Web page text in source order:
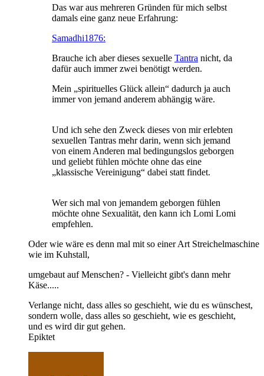
Das war aus mehreren Gründen für mich selbst
damals eine ganz neue Erfahrung:
Samadhi1876:
Brauche ich aber dieses sexuelle Tantra nicht, da
dafür auch immer zwei benötigt werden.
Mein „spirituelles Glück allein“ dadurch ja auch
immer von jemand anderem abhängig wäre.
Und ich sehe den Zweck dieses von mir erlebten
sexuellen Tantras mehr darin, wenn sich jemand
von einem Anderen mal bedingungslos geborgen
und geliebt fühlen möchte ohne das eine
„klassische Vereinigung“ dabei statt findet.
Wer sich mal von jemandem geborgen fühlen
möchte ohne Sexualität, den kann ich Lomi Lomi
empfehlen.
Oder wie wäre es denn mal mit so einer Art Streichelmaschine
wie im Kuhstall,
umgebaut auf Menschen? - Vielleicht gibt's dann mehr
Käse.....
Verlange nicht, dass alles so geschieht, wie du es wünschest,
sondern wolle, dass alles so geschieht, wie es geschieht,
und es wird dir gut gehen.
Epiktet